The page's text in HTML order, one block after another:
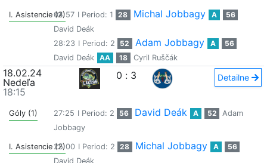
I. Asistencie (2)04:57 I Period: 1 28 Michal Jobbagy A
56
David Deák
28:23 I Period: 2 52 Adam Jobbagy A
56
David Deák
AA 18 Cyril Ruščák
18.02.24
Nedeľa
18:15
0 : 3 Detailne
Góly (1) 27:25 I Period: 2 56 David Deák A 52
Adam
Jobbagy
I. Asistencie (2)25:00 I Period: 2 28 Michal Jobbagy A
56
David Deák